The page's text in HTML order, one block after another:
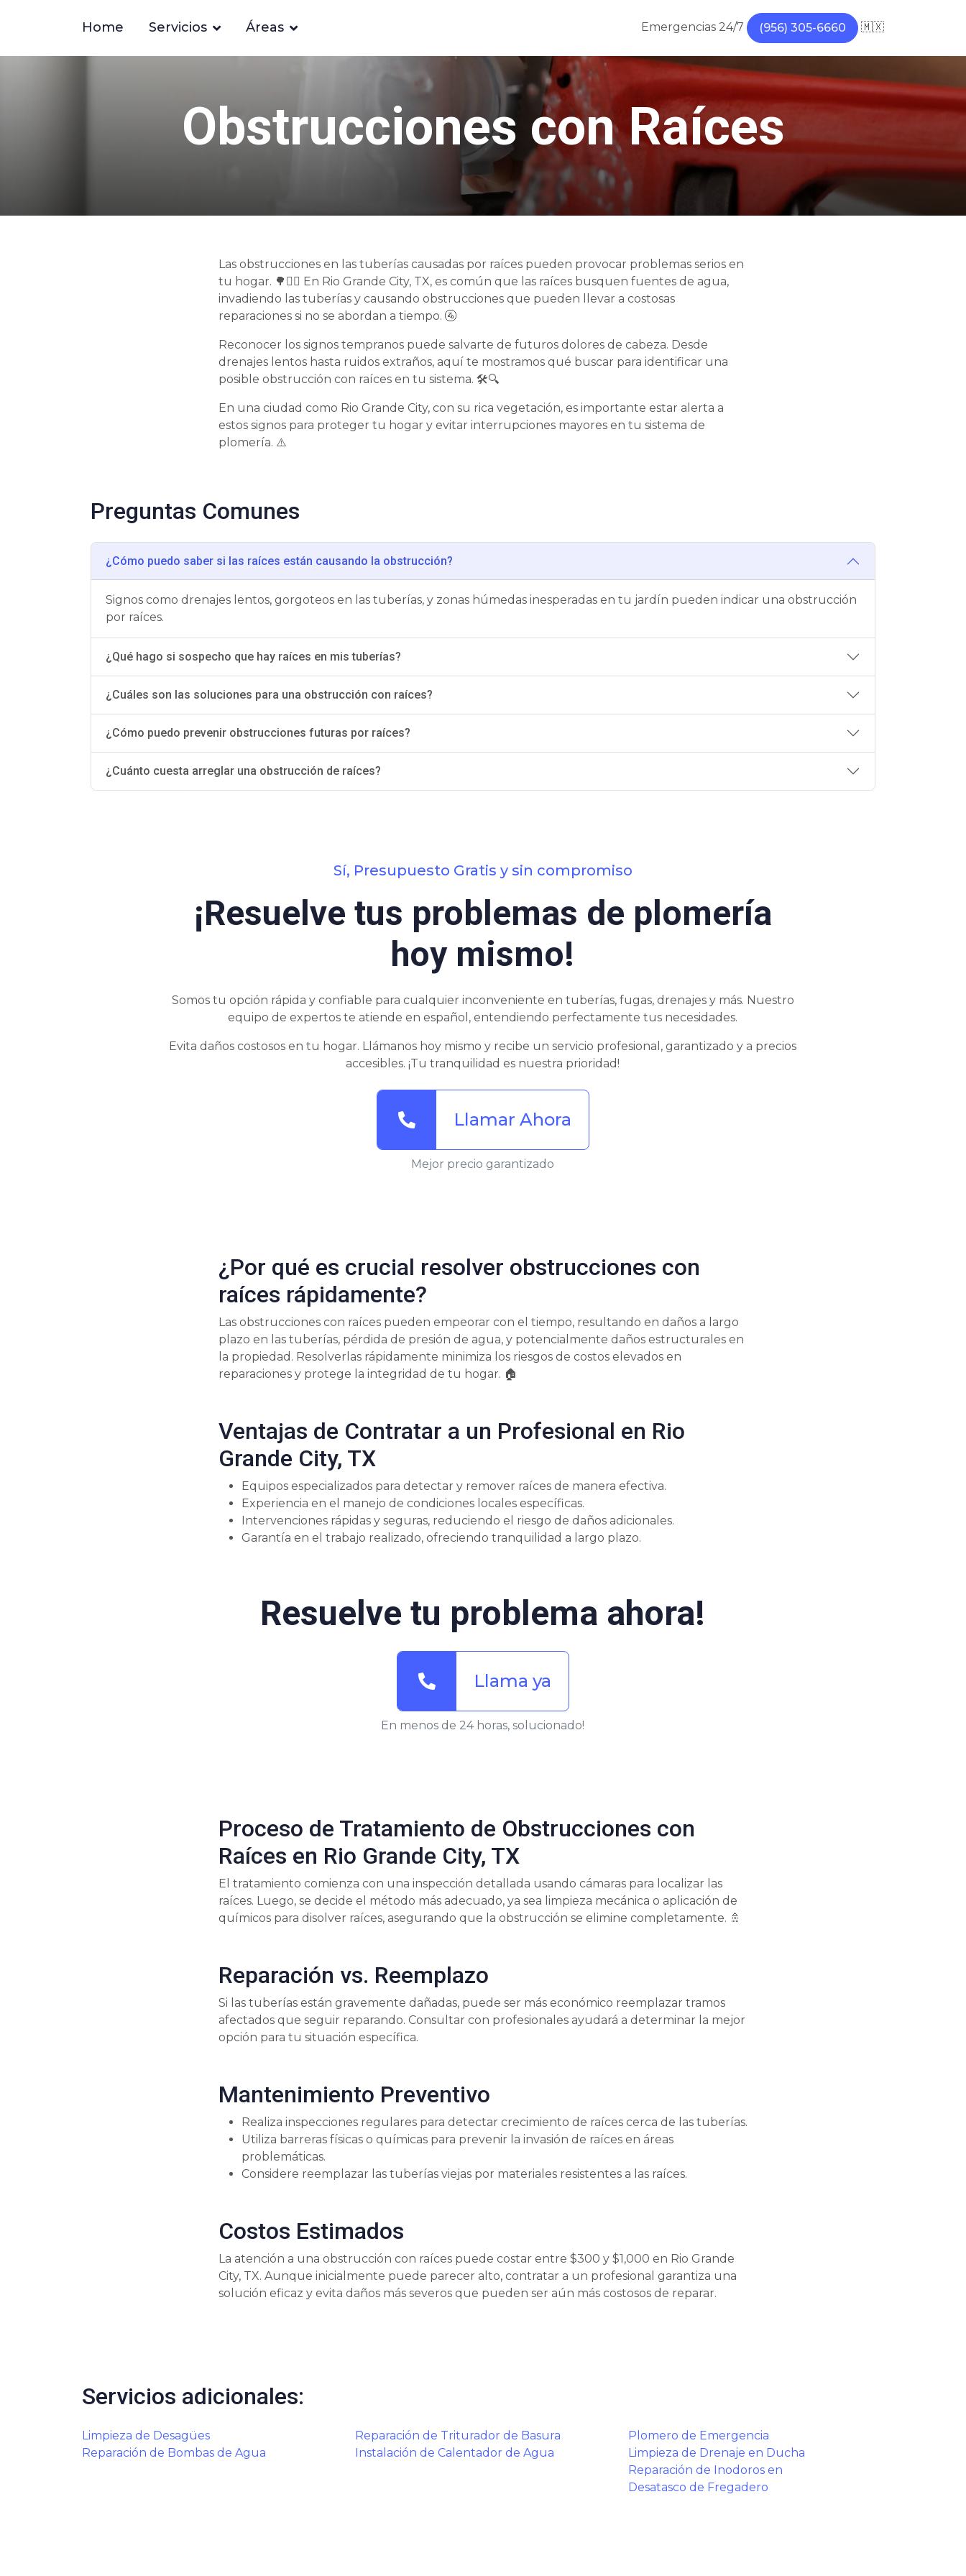
Home Servicios Áreas Emergencias 24/7 (956) 305-6660 🇲🇽
Obstrucciones con Raíces
Las obstrucciones en las tuberías causadas por raíces pueden provocar problemas serios en
tu hogar. 🌳👷‍♂️ En Rio Grande City, TX, es común que las raíces busquen fuentes de agua,
invadiendo las tuberías y causando obstrucciones que pueden llevar a costosas
reparaciones si no se abordan a tiempo. 🚰
Reconocer los signos tempranos puede salvarte de futuros dolores de cabeza. Desde
drenajes lentos hasta ruidos extraños, aquí te mostramos qué buscar para identificar una
posible obstrucción con raíces en tu sistema. 🛠️🔍
En una ciudad como Rio Grande City, con su rica vegetación, es importante estar alerta a
estos signos para proteger tu hogar y evitar interrupciones mayores en tu sistema de
plomería. ⚠️
Preguntas Comunes
¿Cómo puedo saber si las raíces están causando la obstrucción?
Signos como drenajes lentos, gorgoteos en las tuberías, y zonas húmedas inesperadas en tu jardín pueden indicar una obstrucción
por raíces.
¿Qué hago si sospecho que hay raíces en mis tuberías?
¿Cuáles son las soluciones para una obstrucción con raíces?
¿Cómo puedo prevenir obstrucciones futuras por raíces?
¿Cuánto cuesta arreglar una obstrucción de raíces?
Sí, Presupuesto Gratis y sin compromiso
¡Resuelve tus problemas de plomería
hoy mismo!
Somos tu opción rápida y confiable para cualquier inconveniente en tuberías, fugas, drenajes y más. Nuestro
equipo de expertos te atiende en español, entendiendo perfectamente tus necesidades.
Evita daños costosos en tu hogar. Llámanos hoy mismo y recibe un servicio profesional, garantizado y a precios
accesibles. ¡Tu tranquilidad es nuestra prioridad!
Llamar Ahora
Mejor precio garantizado
¿Por qué es crucial resolver obstrucciones con
raíces rápidamente?
Las obstrucciones con raíces pueden empeorar con el tiempo, resultando en daños a largo
plazo en las tuberías, pérdida de presión de agua, y potencialmente daños estructurales en
la propiedad. Resolverlas rápidamente minimiza los riesgos de costos elevados en
reparaciones y protege la integridad de tu hogar. 🏠
Ventajas de Contratar a un Profesional en Rio
Grande City, TX
Equipos especializados para detectar y remover raíces de manera efectiva.
Experiencia en el manejo de condiciones locales específicas.
Intervenciones rápidas y seguras, reduciendo el riesgo de daños adicionales.
Garantía en el trabajo realizado, ofreciendo tranquilidad a largo plazo.
Resuelve tu problema ahora!
Llama ya
En menos de 24 horas, solucionado!
Proceso de Tratamiento de Obstrucciones con
Raíces en Rio Grande City, TX
El tratamiento comienza con una inspección detallada usando cámaras para localizar las
raíces. Luego, se decide el método más adecuado, ya sea limpieza mecánica o aplicación de
químicos para disolver raíces, asegurando que la obstrucción se elimine completamente. 🚿
Reparación vs. Reemplazo
Si las tuberías están gravemente dañadas, puede ser más económico reemplazar tramos
afectados que seguir reparando. Consultar con profesionales ayudará a determinar la mejor
opción para tu situación específica.
Mantenimiento Preventivo
Realiza inspecciones regulares para detectar crecimiento de raíces cerca de las tuberías.
Utiliza barreras físicas o químicas para prevenir la invasión de raíces en áreas
problemáticas.
Considere reemplazar las tuberías viejas por materiales resistentes a las raíces.
Costos Estimados
La atención a una obstrucción con raíces puede costar entre $300 y $1,000 en Rio Grande
City, TX. Aunque inicialmente puede parecer alto, contratar a un profesional garantiza una
solución eficaz y evita daños más severos que pueden ser aún más costosos de reparar.
Servicios adicionales:
Limpieza de Desagües
Reparación de Bombas de Agua
Reparación de Triturador de Basura
Instalación de Calentador de Agua
Plomero de Emergencia
Limpieza de Drenaje en Ducha
Reparación de Inodoros en
Desatasco de Fregadero